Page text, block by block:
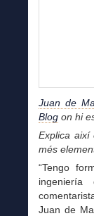
Juan de
Blog on hi
Explica
més
“Tengo
Juan de